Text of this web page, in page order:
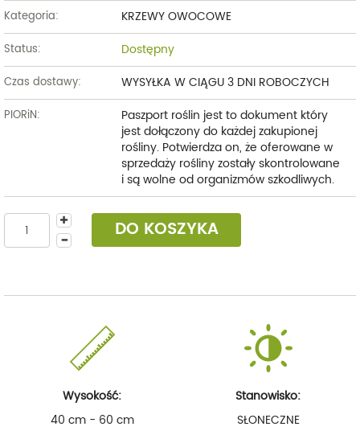
Kategoria: KRZEWY OWOCOWE
Status: Dostępny
Czas dostawy: WYSYŁKA W CIĄGU 3 DNI ROBOCZYCH
PIORiN:
Paszport roślin jest to dokument który
jest dołączony do każdej zakupionej
rośliny. Potwierdza on, że oferowane w
sprzedaży rośliny zostały skontrolowane
i są wolne od organizmów szkodliwych.
DO KOSZYKA
Wysokość:
40 cm - 60 cm
Stanowisko:
SŁONECZNE